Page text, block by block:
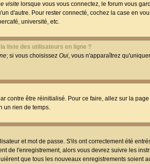
visite lorsque vous vous connectez, le forum vous
d'autre. Pour rester connecté, cochez la case en
université, etc.
liste des utilisateurs en ligne ?
; si vous choisissez Oui, vous n'apparaîtrez
contre être réinitialisé. Pour ce faire, allez sur la
un rien de temps.
et mot de passe. S'ils ont correctement été
de l'enregistrement, alors vous devrez suivre les
que tous les nouveaux enregistrements soient